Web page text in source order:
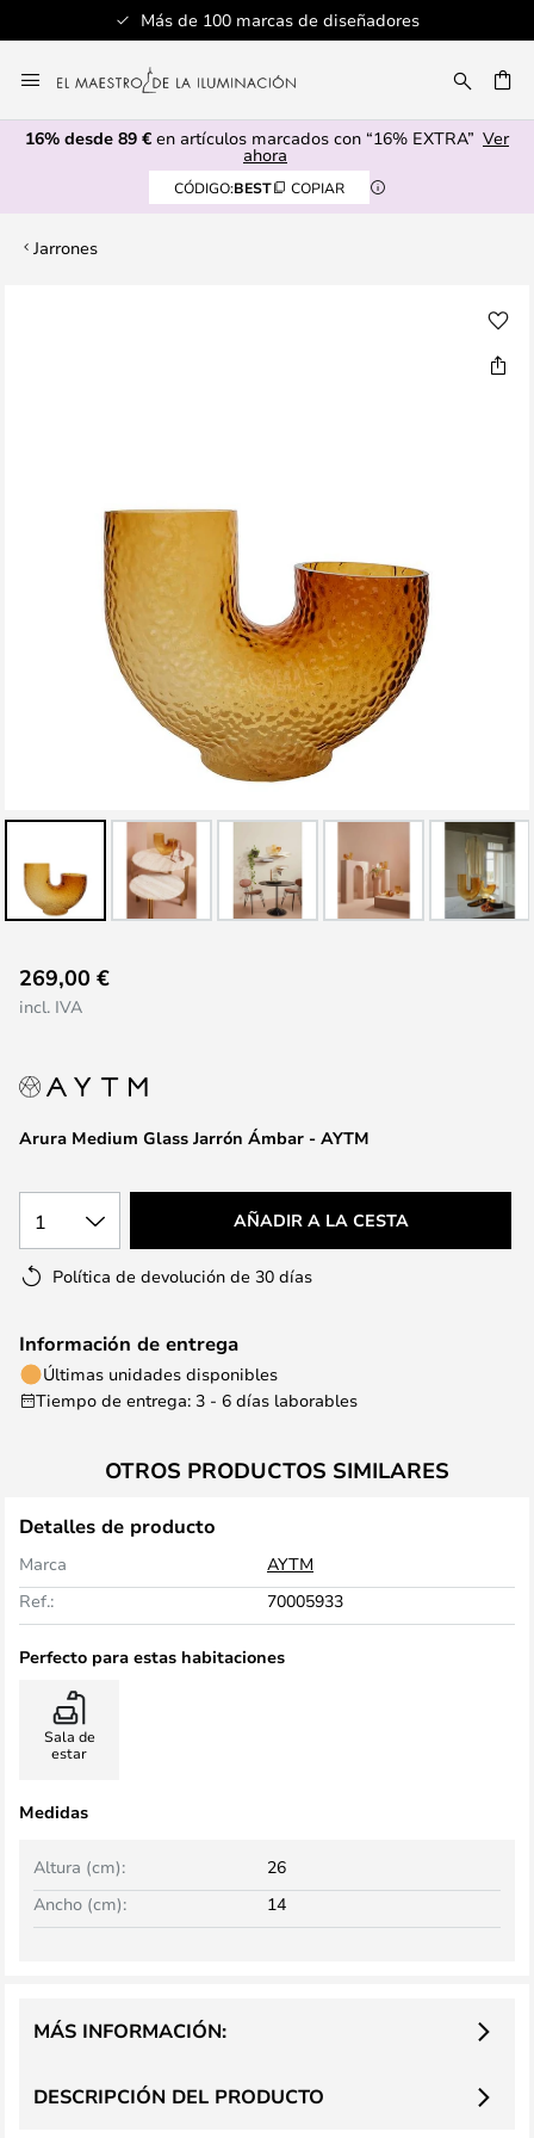
Más de 100 marcas de diseñadores
al
contenido
16% desde 89 € en artículos marcados con “16% EXTRA” Ver
ahora
CÓDIGO:BEST COPIAR
Jarrones
comienzo
galería
deArura Medium Glass Jarrón Ámbar - AYTM
269,00 €
incl. IVA
1 AÑADIR A LA CESTA
Política de devolución de 30 días
Información de entrega
Últimas unidades disponibles
Tiempo de entrega: 3 - 6 días laborables
OTROS PRODUCTOS SIMILARES
Detalles de producto
Marca
AYTM
Ref.:
70005933
Perfecto para estas habitaciones
Sala de
estar
Medidas
Ancho (cm): 14
Altura (cm): 26
DESCRIPCIÓN DEL PRODUCTO
MÁS INFORMACIÓN: